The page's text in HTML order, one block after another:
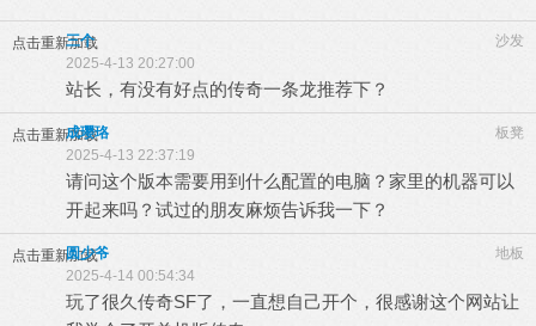
点击重新加载 沙发
三个
2025-4-13 20:27:00
站长，有没有好点的传奇一条龙推荐下？
点击重新加载 板凳
成璎珞
2025-4-13 22:37:19
请问这个版本需要用到什么配置的电脑？家里的机器可以
开起来吗？试过的朋友麻烦告诉我一下？
点击重新加载 地板
圆少爷
2025-4-14 00:54:34
玩了很久传奇SF了，一直想自己开个，很感谢这个网站让